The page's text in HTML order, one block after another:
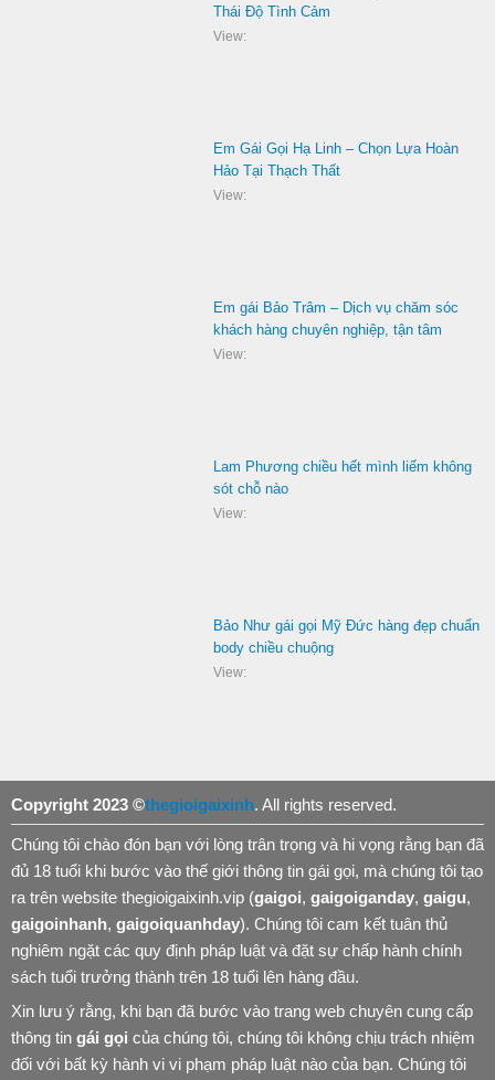
Thái Độ Tình Cảm
View:
Em Gái Gọi Hạ Linh – Chọn Lựa Hoàn
Hảo Tại Thạch Thất
View:
Em gái Bảo Trâm – Dịch vụ chăm sóc
khách hàng chuyên nghiệp, tận tâm
View:
Lam Phương chiều hết mình liếm không
sót chỗ nào
View:
Bảo Như gái gọi Mỹ Đức hàng đẹp chuẩn
body chiều chuộng
View:
Copyright 2023 ©thegioigaixinh. All rights reserved.
Chúng tôi chào đón bạn với lòng trân trọng và hi vọng rằng bạn đã
đủ 18 tuổi khi bước vào thế giới thông tin gái gọi, mà chúng tôi tạo
ra trên website thegioigaixinh.vip (gaigoi, gaigoiganday, gaigu,
gaigoinhanh, gaigoiquanhday). Chúng tôi cam kết tuân thủ
nghiêm ngặt các quy định pháp luật và đặt sự chấp hành chính
sách tuổi trưởng thành trên 18 tuổi lên hàng đầu.
Xin lưu ý rằng, khi bạn đã bước vào trang web chuyên cung cấp
thông tin gái gọi của chúng tôi, chúng tôi không chịu trách nhiệm
đối với bất kỳ hành vi vi phạm pháp luật nào của bạn. Chúng tôi